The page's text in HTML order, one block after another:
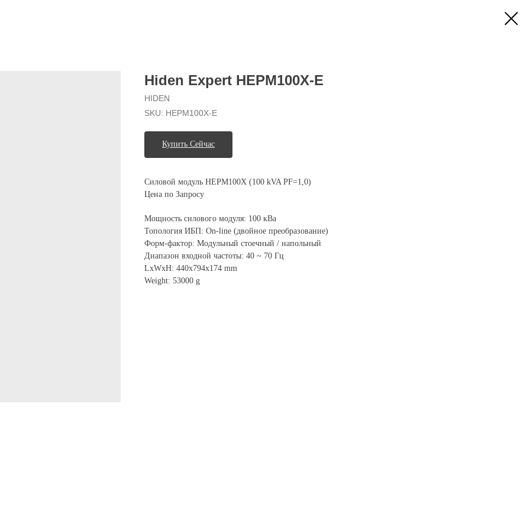
Hiden Expert HEPM100X-E
HIDEN
SKU: HEPM100X-E
Купить Сейчас
Силовой модуль HEPM100X (100 kVA PF=1,0)
Цена по Запросу
Мощность силового модуля: 100 кВа
Топология ИБП: On-line (двойное преобразование)
Форм-фактор: Модульный стоечный / напольный
Диапазон входной частоты: 40 ~ 70 Гц
LxWxH: 440x794x174 mm
Weight: 53000 g